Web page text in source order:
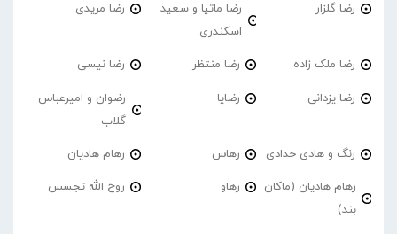
رضا گلزار
رضا ماتیا و سعید
اسکندری
رضا مریدی
رضا ملک زاده رضا منتظر رضا نیسی
رضا یزدانی رضایا
رضوان و امیرعباس
گلاب
رنگ و هادی حدادی رهاس رهام هادیان
رهام هادیان (ماکان
بند)
رهاو روح الله تجسس